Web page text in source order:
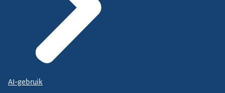
AI-gebruik